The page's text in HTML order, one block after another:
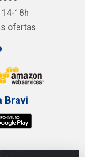
18h
ofertas
Bravi